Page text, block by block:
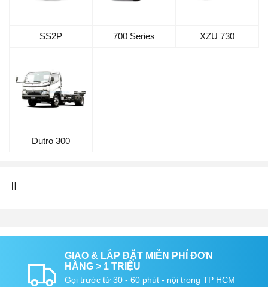
SS2P 700 Series XZU 730
Dutro 300
[]
GIAO & LẮP ĐẶT MIỄN PHÍ ĐƠN
HÀNG > 1 TRIỆU
Gọi trước từ 30 - 60 phút - nội trong TP HCM